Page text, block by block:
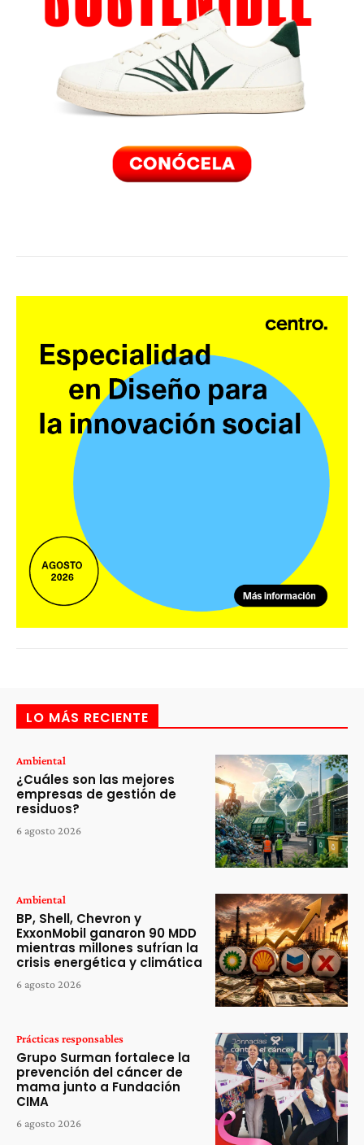
LO MÁS RECIENTE
Ambiental
¿Cuáles son las mejores
empresas de gestión de
residuos?
6 agosto 2026
Ambiental
BP, Shell, Chevron y
ExxonMobil ganaron 90 MDD
mientras millones sufrían la
crisis energética y climática
6 agosto 2026
Prácticas responsables
Grupo Surman fortalece la
prevención del cáncer de
mama junto a Fundación
CIMA
6 agosto 2026